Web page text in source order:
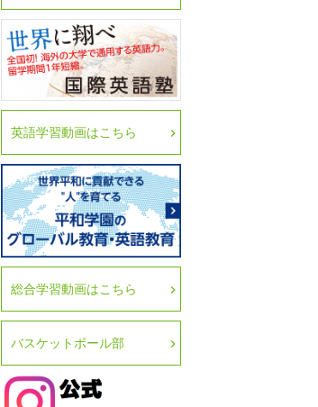
英語学習動画はこちら
総合学習動画はこちら
バスケットボール部